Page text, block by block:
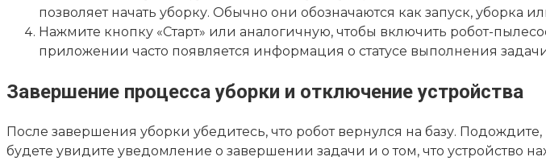
позволяет начать уборку. Обычно они обозначаются как запуск, уборка
Нажмите кнопку «Старт» или аналогичную, чтобы включить робот-
приложении часто появляется информация о статусе выполнения
Завершение процесса уборки и отключение устройства
После завершения уборки убедитесь, что робот вернулся на базу.
будете увидите уведомление о завершении задачи и о том, что устройство